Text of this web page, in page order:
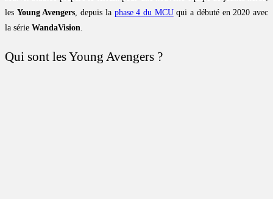
les Young Avengers, depuis la phase 4 du MCUqui a débuté en 2020 avec
la série WandaVision.
Qui sont les Young Avengers ?